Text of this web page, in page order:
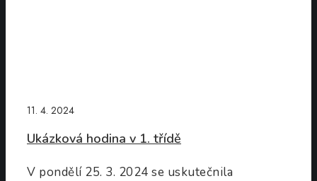
11. 4. 2024
Ukázková hodina v 1. třídě
V pondělí 25. 3. 2024 se uskutečnila